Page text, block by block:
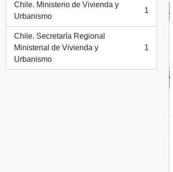
Chile. Ministerio de Vivienda y
Urbanismo
, 1 resultados
1
Chile. Secretaría Regional
Ministerial de Vivienda y
Urbanismo
, 1 resultados
1